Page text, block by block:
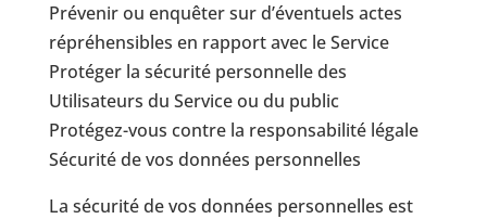
Prévenir ou enquêter sur d’éventuels actes
répréhensibles en rapport avec le Service
Protéger la sécurité personnelle des
Utilisateurs du Service ou du public
Protégez-vous contre la responsabilité légale
Sécurité de vos données personnelles
La sécurité de vos données personnelles est